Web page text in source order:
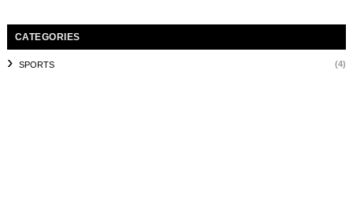
CATEGORIES
SPORTS (4)